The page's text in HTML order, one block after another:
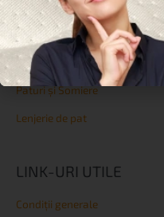
Topperе
Protecții
Perne
Paturi și Somiere
Lenjerie de pat
LINK-URI UTILE
Condiţii generale